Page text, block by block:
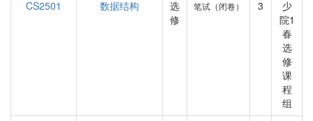
CS2501
数据结构
选
修
笔试（闭卷） 3
少
院1
春
选
修
课
程
组